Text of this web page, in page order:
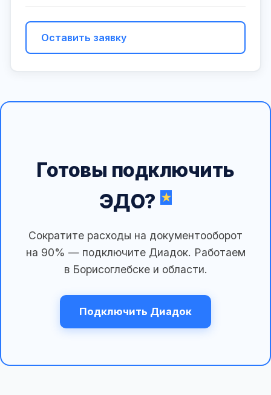
Оставить заявку
Готовы подключить
ЭДО?
Сократите расходы на документооборот
на 90% — подключите Диадок. Работаем
в Борисоглебске и области.
Подключить Диадок